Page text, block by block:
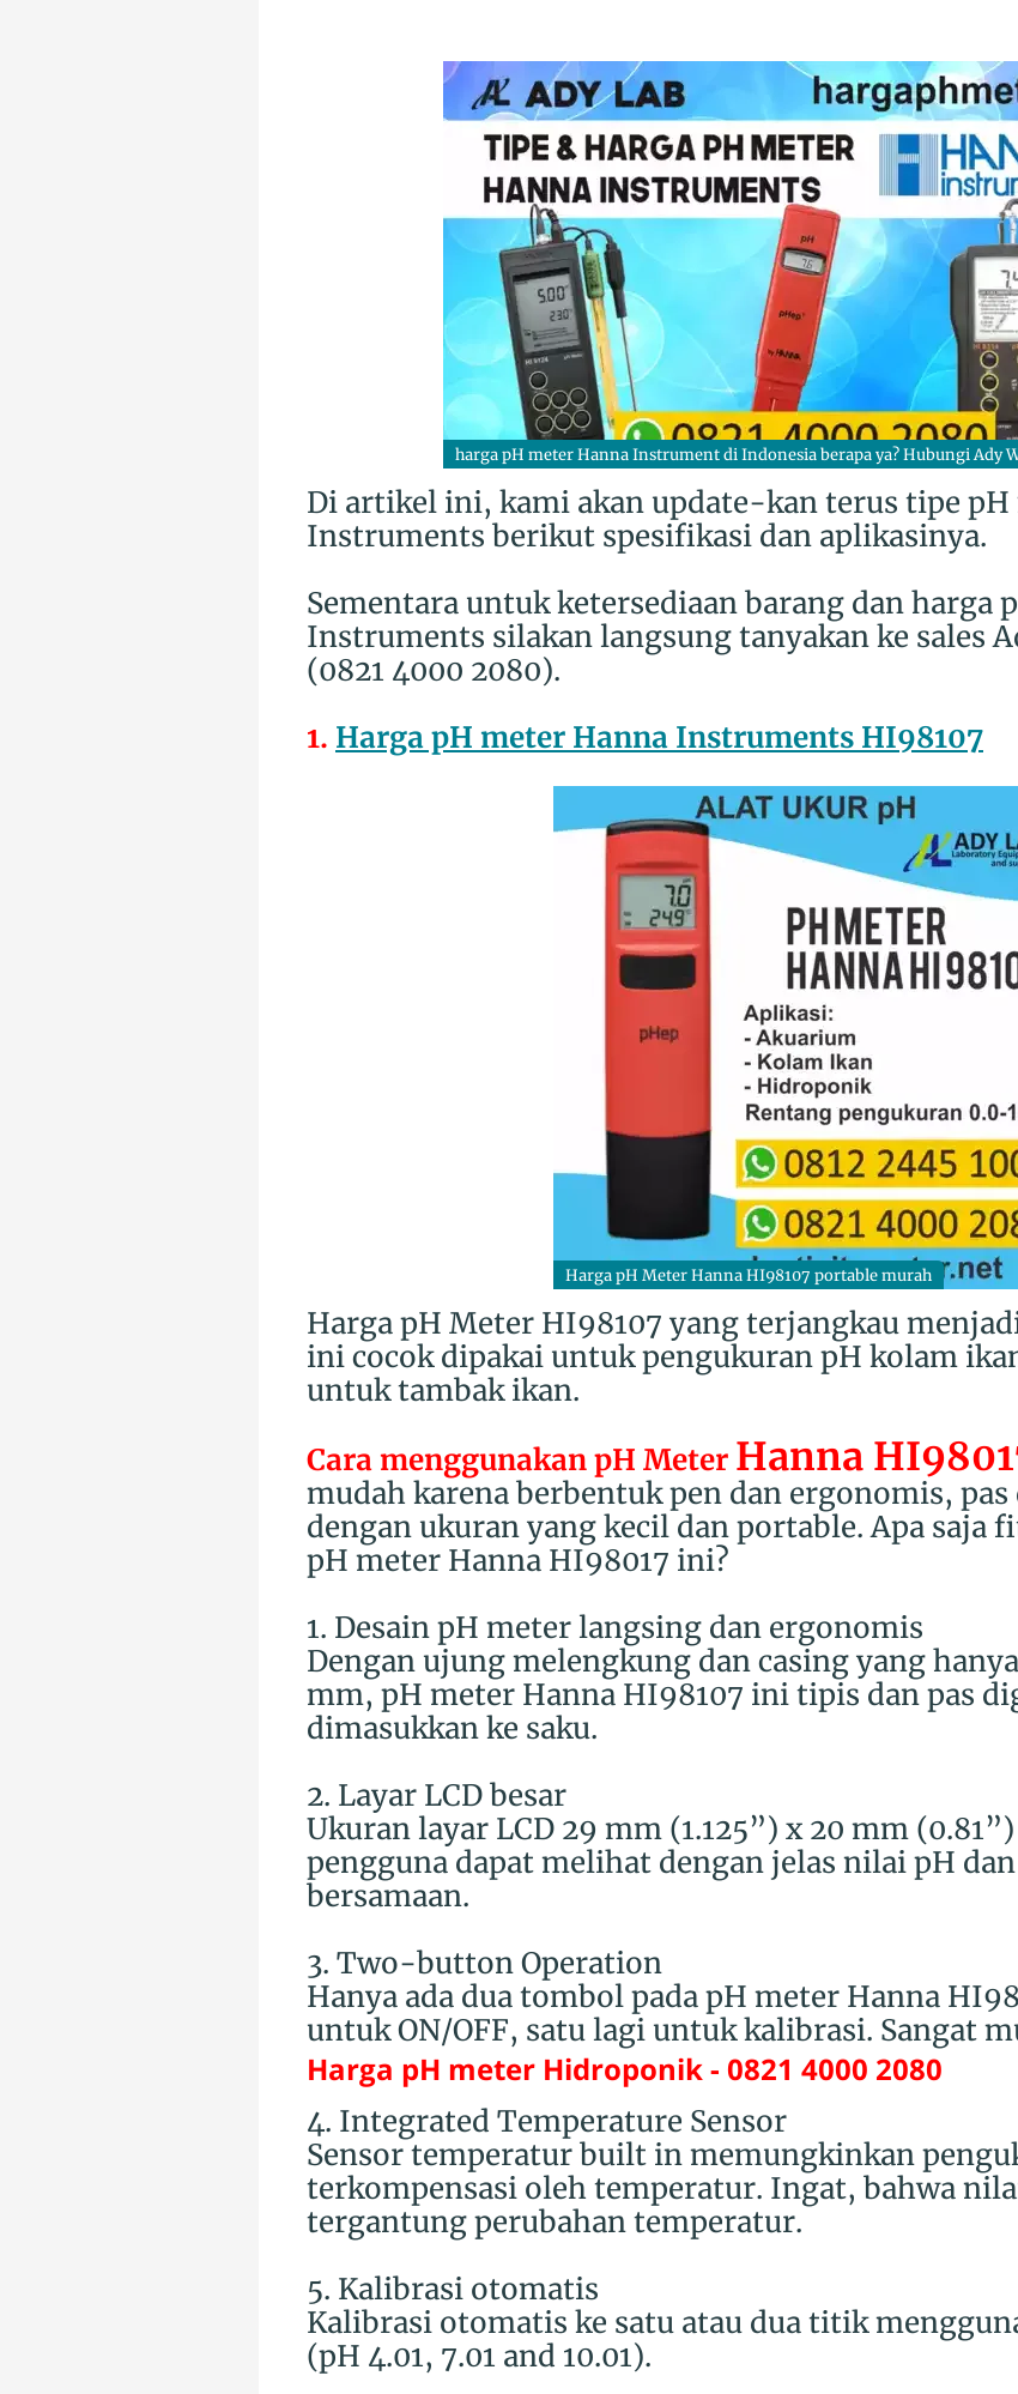
harga pH meter Hanna Instrument di Indonesia berapa ya? Hubungi Ady
Di artikel ini, kami akan update-kan terus tipe pH
Instruments berikut spesifikasi dan aplikasinya.
Sementara untuk ketersediaan barang dan harga
Instruments silakan langsung tanyakan ke sales
(0821 4000 2080).
1. Harga pH meter Hanna Instruments HI98107
Harga pH Meter Hanna HI98107 portable murah
Harga pH Meter HI98107 yang terjangkau
ini cocok dipakai untuk pengukuran pH kolam
untuk tambak ikan.
Cara menggunakan pH Meter Hanna
mudah karena berbentuk pen dan ergonomis,
dengan ukuran yang kecil dan portable. Apa saja
pH meter Hanna HI98017 ini?
1. Desain pH meter langsing dan ergonomis
Dengan ujung melengkung dan casing yang
mm, pH meter Hanna HI98107 ini tipis dan pas
dimasukkan ke saku.
2. Layar LCD besar
Ukuran layar LCD 29 mm (1.125”) x 20 mm
pengguna dapat melihat dengan jelas nilai pH
bersamaan.
3. Two-button Operation
Hanya ada dua tombol pada pH meter Hanna
untuk ON/OFF, satu lagi untuk kalibrasi. Sangat
Harga pH meter Hidroponik - 0821 4000 2080
4. Integrated Temperature Sensor
Sensor temperatur built in memungkinkan
terkompensasi oleh temperatur. Ingat, bahwa
tergantung perubahan temperatur.
5. Kalibrasi otomatis
Kalibrasi otomatis ke satu atau dua titik
(pH 4.01, 7.01 and 10.01).